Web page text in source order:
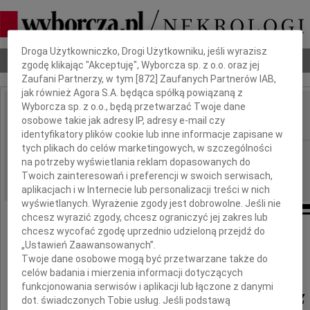
Nekrologi Odeszli Poradnik pogrzebowy
IMIĘ I NAZWISKO: Marek Mazurkiewicz
REGION: Kraków
DATA EMISJI: 07.12.2020
Marek Mazurkiewicz
Dbamy o Twoją prywatność
Droga Użytkowniczko, Drogi Użytkowniku, jeśli wyrazisz
zgodę klikając "Akceptuję", Wyborcza sp. z o.o. oraz jej
Zaufani Partnerzy, w tym [872 ] Zaufanych Partnerów IAB,
jak również Agora S.A. będąca spółką powiązaną z
Wyborcza sp. z o.o., będą przetwarzać Twoje dane
osobowe takie jak adresy IP, adresy e-mail czy
identyfikatory plików cookie lub inne informacje zapisane w
tych plikach do celów marketingowych, w szczególności
na potrzeby wyświetlania reklam dopasowanych do
Twoich zainteresowań i preferencji w swoich serwisach,
aplikacjach i w Internecie lub personalizacji treści w nich
wyświetlanych. Wyrażenie zgody jest dobrowolne. Jeśli nie
chcesz wyrazić zgody, chcesz ograniczyć jej zakres lub
chcesz wycofać zgodę uprzednio udzieloną przejdź do
„Ustawień Zaawansowanych”.
Twoje dane osobowe mogą być przetwarzane także do
celów badania i mierzenia informacji dotyczących
funkcjonowania serwisów i aplikacji lub łączone z danymi
dot. świadczonych Tobie usług. Jeśli podstawą